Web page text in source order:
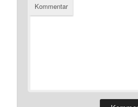
Kommentar